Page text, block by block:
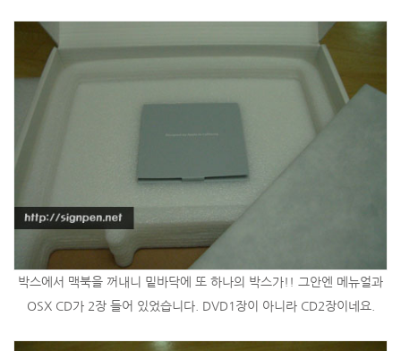
박스에서 맥북을 꺼내니 밑바닥에 또 하나의 박스가!! 그안엔 메뉴얼과
OSX CD가 2장 들어 있었습니다. DVD1장이 아니라 CD2장이네요.